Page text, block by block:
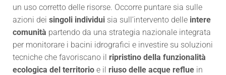
un uso corretto delle risorse. Occorre puntare sia sulle
azioni dei singoli individui sia sull’intervento delle intere
comunità partendo da una strategia nazionale integrata
per monitorare i bacini idrografici e investire su soluzioni
tecniche che favoriscano il ripristino della funzionalità
ecologica del territorio e il riuso delle acque reflue in